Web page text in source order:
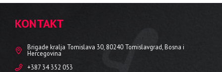
KONTAKT
Brigade kralja Tomislava 30, 80240 Tomislavgrad, Bosna i
Hercegovina
+387 34 352 053